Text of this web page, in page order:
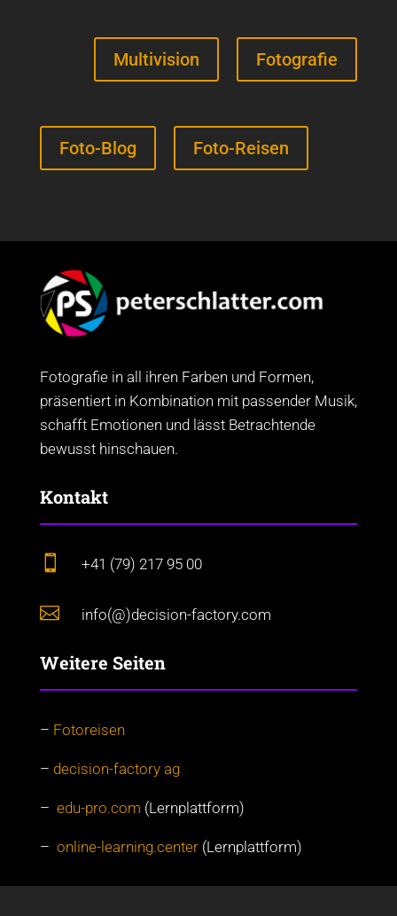
Multivision Fotografie
Foto-Blog Foto-Reisen
Fotografie in all ihren Farben und Formen,
präsentiert in Kombination mit passender Musik,
schafft Emotionen und lässt Betrachtende
bewusst hinschauen.
Kontakt
 +41 (79) 217 95 00
 info(@)decision-factory.com
Weitere Seiten
– Fotoreisen
– decision-factory ag
– edu-pro.com (Lernplattform)
– online-learning.center(Lernplattform)